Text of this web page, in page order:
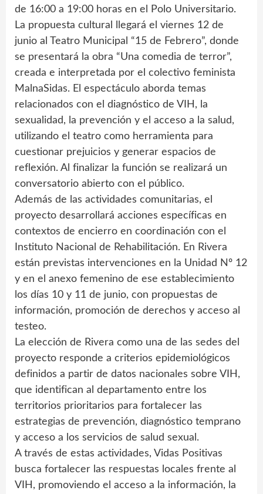
de 16:00 a 19:00 horas en el Polo Universitario.
La propuesta cultural llegará el viernes 12 de
junio al Teatro Municipal “15 de Febrero”, donde
se presentará la obra “Una comedia de terror”,
creada e interpretada por el colectivo feminista
MalnaSidas. El espectáculo aborda temas
relacionados con el diagnóstico de VIH, la
sexualidad, la prevención y el acceso a la salud,
utilizando el teatro como herramienta para
cuestionar prejuicios y generar espacios de
reflexión. Al finalizar la función se realizará un
conversatorio abierto con el público.
Además de las actividades comunitarias, el
proyecto desarrollará acciones específicas en
contextos de encierro en coordinación con el
Instituto Nacional de Rehabilitación. En Rivera
están previstas intervenciones en la Unidad Nº 12
y en el anexo femenino de ese establecimiento
los días 10 y 11 de junio, con propuestas de
información, promoción de derechos y acceso al
testeo.
La elección de Rivera como una de las sedes del
proyecto responde a criterios epidemiológicos
definidos a partir de datos nacionales sobre VIH,
que identifican al departamento entre los
territorios prioritarios para fortalecer las
estrategias de prevención, diagnóstico temprano
y acceso a los servicios de salud sexual.
A través de estas actividades, Vidas Positivas
busca fortalecer las respuestas locales frente al
VIH, promoviendo el acceso a la información, la